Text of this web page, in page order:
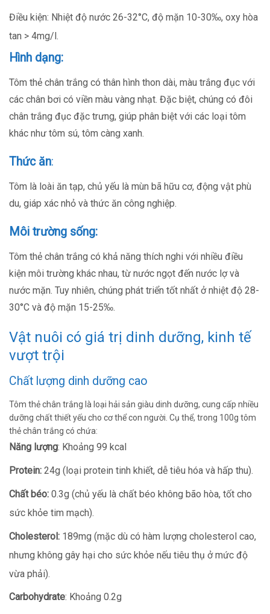
Điều kiện: Nhiệt độ nước 26-32°C, độ mặn 10-30‰, oxy hòa
tan > 4mg/l.
Hình dạng:
Tôm thẻ chân trắng có thân hình thon dài, màu trắng đục với
các chân bơi có viền màu vàng nhạt. Đặc biệt, chúng có đôi
chân trắng đục đặc trưng, giúp phân biệt với các loại tôm
khác như tôm sú, tôm càng xanh.
Thức ăn:
Tôm là loài ăn tạp, chủ yếu là mùn bã hữu cơ, động vật phù
du, giáp xác nhỏ và thức ăn công nghiệp.
Môi trường sống:
Tôm thẻ chân trắng có khả năng thích nghi với nhiều điều
kiện môi trường khác nhau, từ nước ngọt đến nước lợ và
nước mặn. Tuy nhiên, chúng phát triển tốt nhất ở nhiệt độ 28-
30°C và độ mặn 15-25‰.
Vật nuôi có giá trị dinh dưỡng, kinh tế
vượt trội
Chất lượng dinh dưỡng cao
Tôm thẻ chân trắng là loại hải sản giàu dinh dưỡng, cung cấp nhiều
dưỡng chất thiết yếu cho cơ thể con người. Cụ thể, trong 100g tôm
thẻ chân trắng có chứa:
Năng lượng: Khoảng 99 kcal
Protein: 24g (loại protein tinh khiết, dễ tiêu hóa và hấp thu).
Chất béo: 0.3g (chủ yếu là chất béo không bão hòa, tốt cho
sức khỏe tim mạch).
Cholesterol: 189mg (mặc dù có hàm lượng cholesterol cao,
nhưng không gây hại cho sức khỏe nếu tiêu thụ ở mức độ
vừa phải).
Carbohydrate: Khoảng 0.2g